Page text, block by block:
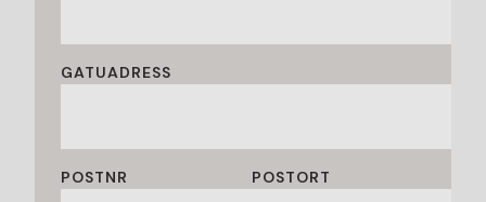
GATUADRESS
POSTNR POSTORT